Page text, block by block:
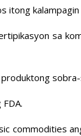
itong
sa
produktong
commodities